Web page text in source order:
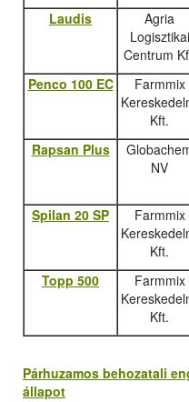
Laudis
Agria
Logisztikai
Centrum
Penco 100 EC
Farmmix
Kft.
Rapsan Plus
NV
Spilan 20 SP
Farmmix
Kft.
Topp 500
Farmmix
Kft.
Párhuzamos behozatali
állapot